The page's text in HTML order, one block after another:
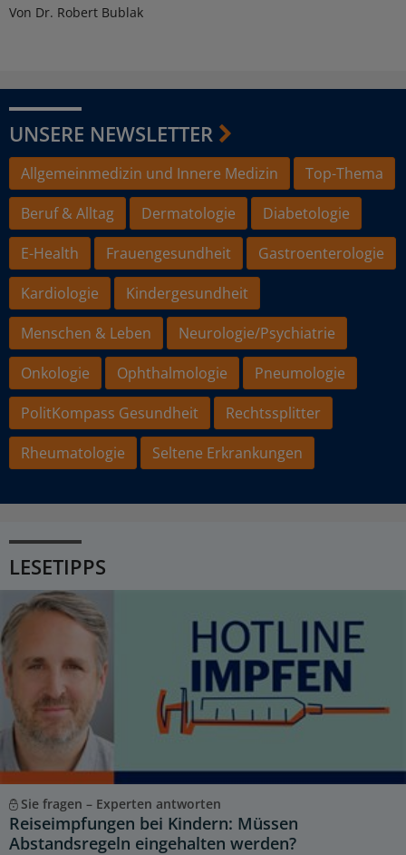
Von Dr. Robert Bublak
UNSERE NEWSLETTER
Allgemeinmedizin und Innere Medizin
Top-Thema
Beruf & Alltag
Dermatologie
Diabetologie
E-Health
Frauengesundheit
Gastroenterologie
Kardiologie
Kindergesundheit
Menschen & Leben
Neurologie/Psychiatrie
Onkologie
Ophthalmologie
Pneumologie
PolitKompass Gesundheit
Rechtssplitter
Rheumatologie
Seltene Erkrankungen
LESETIPPS
Sie fragen – Experten antworten
Reiseimpfungen bei Kindern: Müssen
Abstandsregeln eingehalten werden?